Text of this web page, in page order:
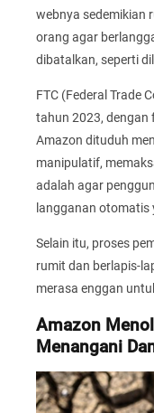
webnya sedemikian
orang agar
dibatalkan, seperti
FTC (Federal Trade
tahun 2023, dengan
Amazon dituduh
manipulatif,
adalah agar
langganan otomatis
Selain itu, proses
rumit dan berlapis-
merasa enggan
Amazon
Menangani